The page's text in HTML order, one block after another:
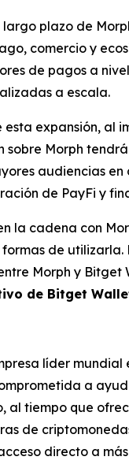
plazo de
comercio y
de pagos a
a escala.
expansión, al
Morph
audiencias
de PayFi y
la cadena con
de
Morph y
de Bitget
líder mundial
a
al tiempo que
de
directo a